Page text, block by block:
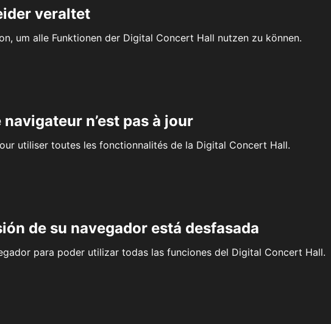
veraltet
um alle Funktionen der Digital Concert Hall nutzen zu können.
n’est pas à jour
utiliser toutes les fonctionnalités de la Digital Concert Hall.
de su navegador está desfasada
para poder utilizar todas las funciones del Digital Concert Hall.